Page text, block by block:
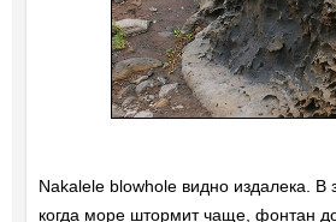
Nakalele blowhole видно издалека. В
когда море штормит чаще, фонтан